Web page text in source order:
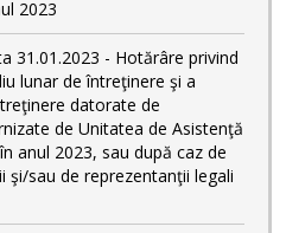
2023
31.01.2023 - Hotărâre privind
lunar de întreţinere şi a
datorate de
de Unitatea de Asistenţă
anul 2023, sau după caz de
sau de reprezentanţii legali